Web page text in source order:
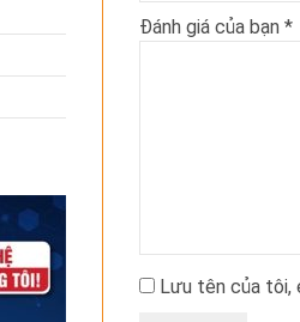
Đánh giá của bạn *
Lưu tên của tôi,